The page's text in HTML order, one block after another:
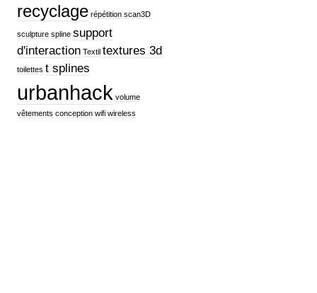
recyclage répétition scan3D
sculpture spline support
d'interaction Textil textures 3d
toilettes t splines
urbanhack volume
vêtements conception wifi wireless